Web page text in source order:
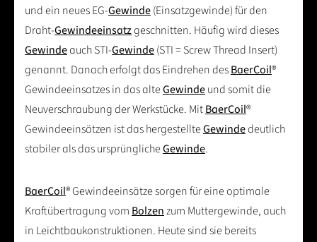
und ein neues EG-Gewinde(Einsatzgewinde) für den
Draht-Gewindeeinsatzgeschnitten. Häufig wird dieses
Gewindeauch STI-Gewinde(STI = Screw Thread Insert)
genannt. Danach erfolgt das Eindrehen desBaerCoil®
Gewindeeinsatzes in das alteGewindeund somit die
Neuverschraubung der Werkstücke. MitBaerCoil®
Gewindeeinsätzen ist das hergestellteGewindedeutlich
stabiler als das ursprünglicheGewinde.
BaerCoil® Gewindeeinsätze sorgen für eine optimale
Kraftübertragung vom Bolzenzum Muttergewinde, auch
in Leichtbaukonstruktionen. Heute sind sie bereits